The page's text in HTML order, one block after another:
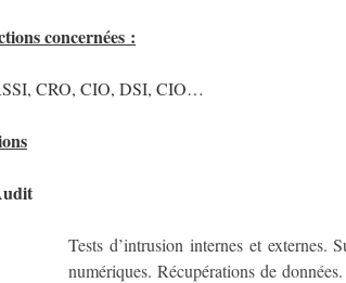
concernées :
CRO, CIO, DSI, CIO…
Tests d’intrusion internes et externes.
numériques. Récupérations de